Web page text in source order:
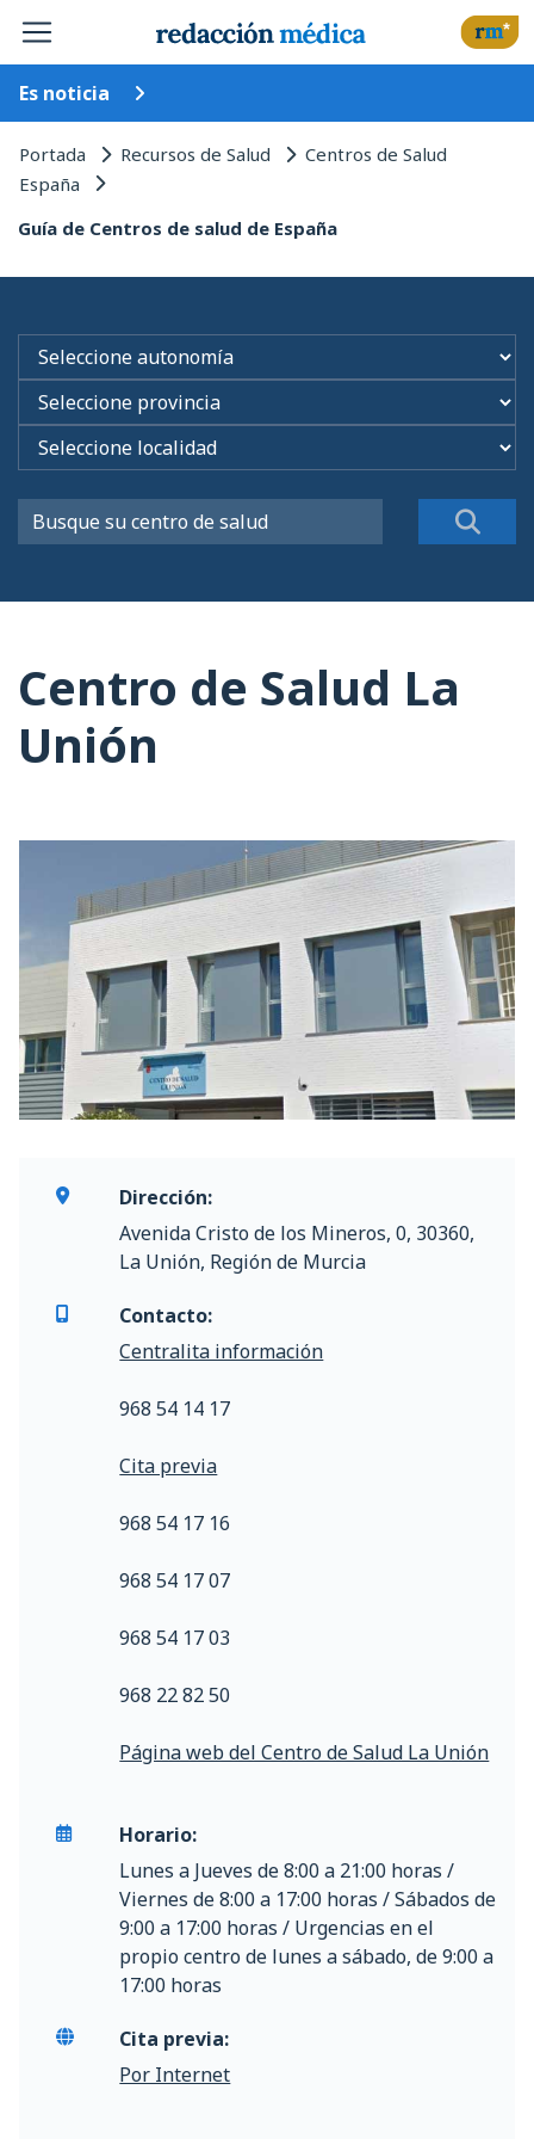
Es noticia
Portada Recursos de Salud Centros de Salud
España
Guía de Centros de salud de España
Centro de Salud La
Unión
Dirección:
Avenida Cristo de los Mineros, 0, 30360,
La Unión, Región de Murcia
Contacto:
Centralita información
968 54 14 17
Cita previa
968 54 17 16
968 54 17 07
968 54 17 03
968 22 82 50
Página web del Centro de Salud La Unión
Horario:
Lunes a Jueves de 8:00 a 21:00 horas /
Viernes de 8:00 a 17:00 horas / Sábados de
9:00 a 17:00 horas / Urgencias en el
propio centro de lunes a sábado, de 9:00 a
17:00 horas
Cita previa:
Por Internet